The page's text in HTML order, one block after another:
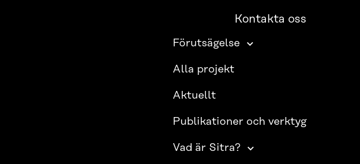
Kontakta oss
Förutsägelse
Alla projekt
Aktuellt
Publikationer och verktyg
Vad är Sitra?